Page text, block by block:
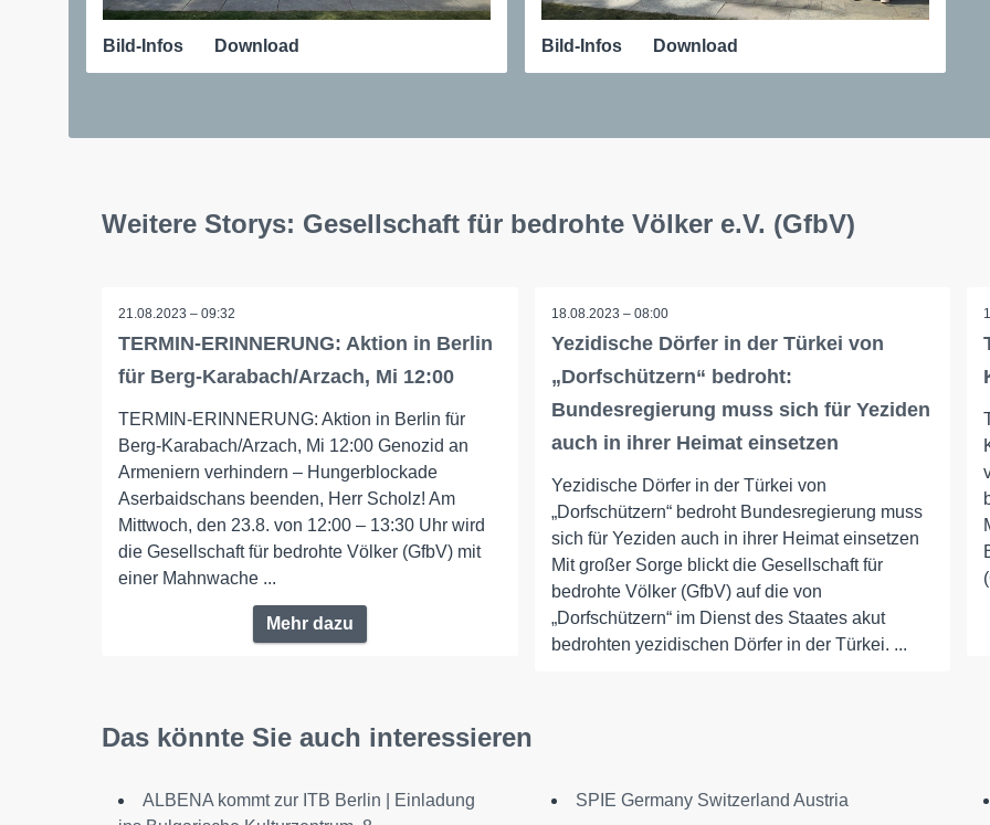
Bild-Infos Download Bild-Infos Download
Weitere Storys: Gesellschaft für bedrohte Völker e.V. (GfbV)
21.08.2023 – 09:32
TERMIN-ERINNERUNG: Aktion in Berlin
für Berg-Karabach/Arzach, Mi 12:00
TERMIN-ERINNERUNG: Aktion in Berlin für
Berg-Karabach/Arzach, Mi 12:00 Genozid an
Armeniern verhindern – Hungerblockade
Aserbaidschans beenden, Herr Scholz! Am
Mittwoch, den 23.8. von 12:00 – 13:30 Uhr wird
die Gesellschaft für bedrohte Völker (GfbV) mit
einer Mahnwache ...
Mehr dazu
18.08.2023 – 08:00
Yezidische Dörfer in der Türkei von
„Dorfschützern“ bedroht:
Bundesregierung muss sich für Yeziden
auch in ihrer Heimat einsetzen
Yezidische Dörfer in der Türkei von
„Dorfschützern“ bedroht Bundesregierung muss
sich für Yeziden auch in ihrer Heimat einsetzen
Mit großer Sorge blickt die Gesellschaft für
bedrohte Völker (GfbV) auf die von
„Dorfschützern“ im Dienst des Staates akut
bedrohten yezidischen Dörfer in der Türkei. ...
Das könnte Sie auch interessieren
ALBENA kommt zur ITB Berlin | Einladung
SPIE Germany Switzerland Austria